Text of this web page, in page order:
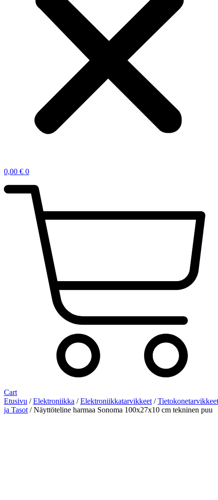
0,00 € 0
Cart
Etusivu /Elektroniikka /Elektroniikkatarvikkeet /Tietokonetarvikkeet
ja Tasot / Näyttöteline harmaa Sonoma 100x27x10 cm tekninen puu